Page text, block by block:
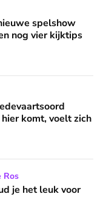
AVROTROS
spelshow
nog vier kijktips
Lourdes: 'Iedereen
komt, voelt zich
de kinderen!
Ros
je het leuk voor